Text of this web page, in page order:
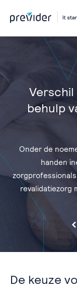
behulp
Onder de
handen
revalidatiezorg
De keuze